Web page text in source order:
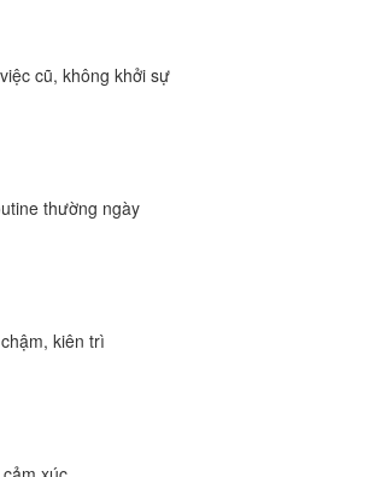
cũ, không khởi sự
thường ngày
kiên trì